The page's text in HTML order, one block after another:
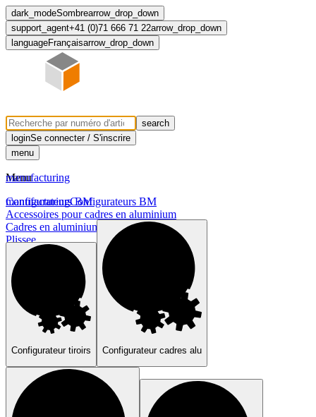
dark_modeSombrearrow_drop_down
support_agent+41 (0)71 666 71 22arrow_drop_down
languageFrançaisarrow_drop_down
search
loginSe connecter / S'inscrire
menu
Menu
manufacturingConfigurateurs BM
Accessoires pour cadres en aluminium
Cadres en aluminium
Plissee
chevron_right
Profil de meuble
Profil de poignée
Système de volet roulant
Tiroir en bois massif
Tiroirs prêts à l'emploi
computer light_mode
dark_mode
language Français
arrow_drop_down
manufacturing
Configurateurs BM
Configurateur tiroirs Configurateur cadres alu